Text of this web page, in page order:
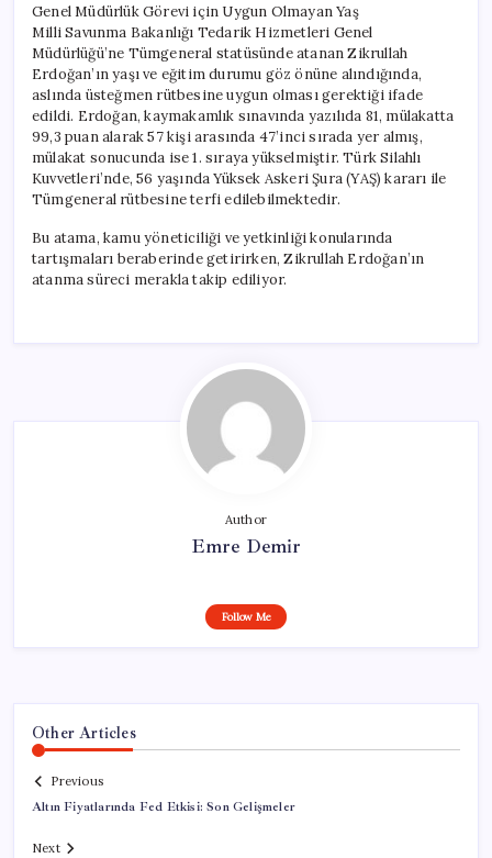
Genel Müdürlük Görevi için Uygun Olmayan Yaş
Milli Savunma Bakanlığı Tedarik Hizmetleri Genel
Müdürlüğü’ne Tümgeneral statüsünde atanan Zikrullah
Erdoğan’ın yaşı ve eğitim durumu göz önüne alındığında,
aslında üsteğmen rütbesine uygun olması gerektiği ifade
edildi. Erdoğan, kaymakamlık sınavında yazılıda 81, mülakatta
99,3 puan alarak 57 kişi arasında 47’inci sırada yer almış,
mülakat sonucunda ise 1. sıraya yükselmiştir. Türk Silahlı
Kuvvetleri’nde, 56 yaşında Yüksek Askeri Şura (YAŞ) kararı ile
Tümgeneral rütbesine terfi edilebilmektedir.
Bu atama, kamu yöneticiliği ve yetkinliği konularında
tartışmaları beraberinde getirirken, Zikrullah Erdoğan’ın
atanma süreci merakla takip ediliyor.
Author
Emre Demir
Follow Me
Other Articles
Previous
Altın Fiyatlarında Fed Etkisi: Son Gelişmeler
Next